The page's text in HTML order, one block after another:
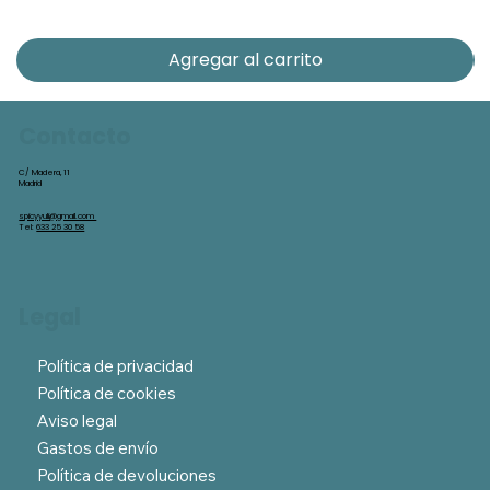
Agregar al carrito
Política de privacidad
Política de cookies
Aviso legal
Gastos de envío
Política de devoluciones
C/ Madera, 11
Madrid
spicyyuli@gmail.com
Tel:633 25 30 58